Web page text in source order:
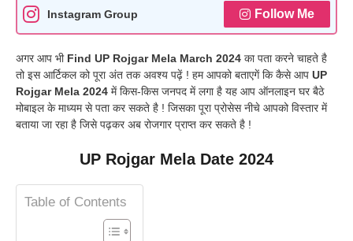
Instagram Group Follow Me
अगर आप भी Find UP Rojgar Mela March 2024 का पता करने चाहते है
तो इस आर्टिकल को पूरा अंत तक अवश्य पढ़ें ! हम आपको बताएगें कि कैसे आप UP
Rojgar Mela 2024 में किस-किस जनपद में लगा है यह आप ऑनलाइन घर बैठे
मोबाइल के माध्यम से पता कर सकते है ! जिसका पूरा प्रोसेस नीचे आपको विस्तार में
बताया जा रहा है जिसे पढ़कर अब रोजगार प्राप्त कर सकते है !
UP Rojgar Mela Date 2024
Table of Contents